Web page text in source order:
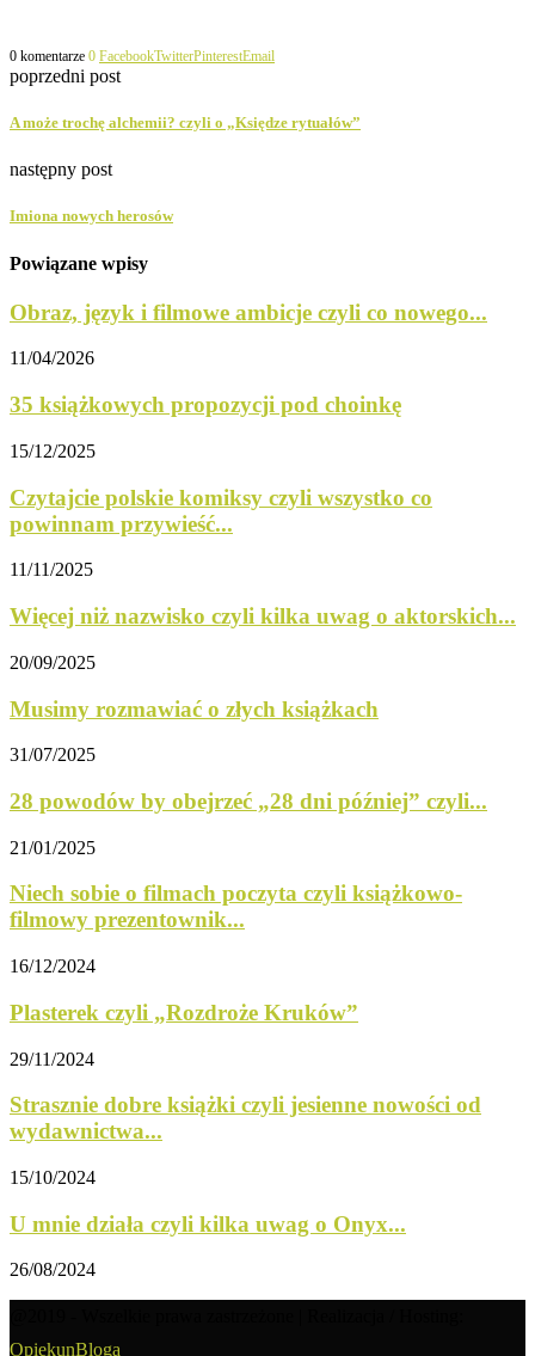
0 komentarze 0 FacebookTwitterPinterestEmail
poprzedni post
A może trochę alchemii? czyli o „Księdze rytuałów”
następny post
Imiona nowych herosów
Powiązane wpisy
Obraz, język i filmowe ambicje czyli co nowego...
11/04/2026
35 książkowych propozycji pod choinkę
15/12/2025
Czytajcie polskie komiksy czyli wszystko co
powinnam przywieść...
11/11/2025
Więcej niż nazwisko czyli kilka uwag o aktorskich...
20/09/2025
Musimy rozmawiać o złych książkach
31/07/2025
28 powodów by obejrzeć „28 dni później” czyli...
21/01/2025
Niech sobie o filmach poczyta czyli książkowo-
filmowy prezentownik...
16/12/2024
Plasterek czyli „Rozdroże Kruków”
29/11/2024
Strasznie dobre książki czyli jesienne nowości od
wydawnictwa...
15/10/2024
U mnie działa czyli kilka uwag o Onyx...
26/08/2024
OpiekunBloga